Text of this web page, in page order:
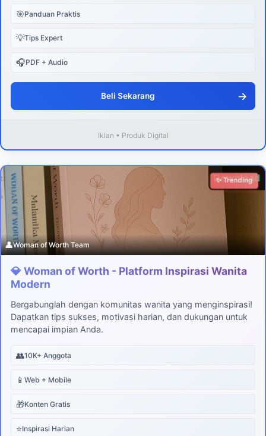
🎯Panduan Praktis
💡Tips Expert
🎧PDF + Audio
Beli Sekarang →
Iklan • Produk Digital
Download
✨ Trending
👤Woman of Worth Team
💎 Woman of Worth - Platform Inspirasi Wanita
Modern
Bergabunglah dengan komunitas wanita yang menginspirasi!
Dapatkan tips sukses, motivasi harian, dan dukungan untuk
mencapai impian Anda.
👥10K+ Anggota
📱 Web + Mobile
🎁Konten Gratis
⭐Inspirasi Harian